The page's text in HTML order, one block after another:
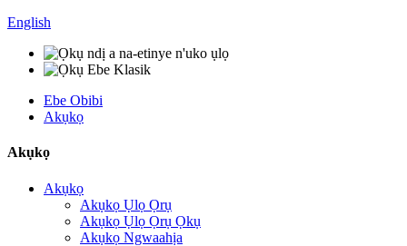
English
Ebe Obibi
Akụkọ
Akụkọ
Akụkọ
Akụkọ Ụlọ Ọrụ
Akụkọ Ụlọ Ọrụ Ọkụ
Akụkọ Ngwaahịa